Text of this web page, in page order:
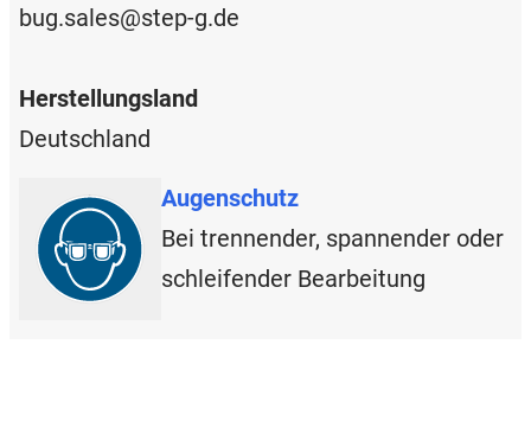
bug.sales@step-g.de
Herstellungsland
Deutschland
Augenschutz
Bei trennender, spannender oder
schleifender Bearbeitung